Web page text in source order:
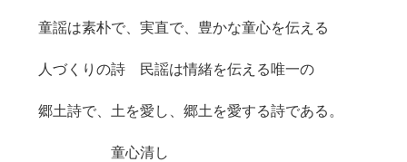
童謡は素朴で、実直で、豊かな童心を伝える
人づくりの詩 民謡は情緒を伝える唯一の
郷土詩で、土を愛し、郷土を愛する詩である。
童心清し